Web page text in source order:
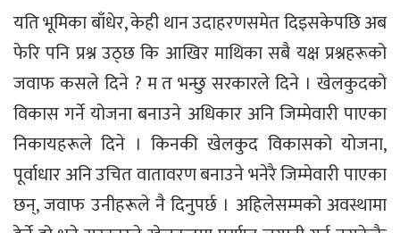
यति भूमिका बाँधेर, केही थान उदाहरणसमेत दिइसकेपछि अब
फेरि पनि प्रश्न उठ्छ कि आखिर माथिका सबै यक्ष प्रश्नहरूको
जवाफ कसले दिने ? म त भन्छु सरकारले दिने । खेलकुदको
विकास गर्ने योजना बनाउने अधिकार अनि जिम्मेवारी पाएका
निकायहरूले दिने । किनकी खेलकुद विकासको योजना,
पूर्वाधार अनि उचित वातावरण बनाउने भनेरै जिम्मेवारी पाएका
छन्, जवाफ उनीहरूले नै दिनुपर्छ । अहिलेसम्मको अवस्थामा